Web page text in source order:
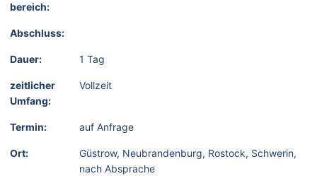
bereich:
Abschluss:
Dauer: 1 Tag
zeitlicher
Umfang:
Vollzeit
Termin: auf Anfrage
Ort:
Güstrow, Neubrandenburg, Rostock, Schwerin,
nach Absprache